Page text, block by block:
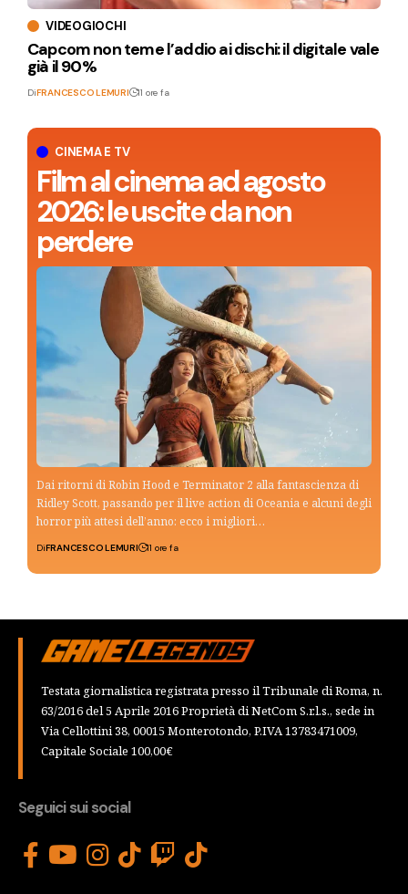
CINEMA E TV
Film al cinema ad agosto
2026: le uscite da non
perdere
Dai ritorni di Robin Hood e Terminator 2 alla fantascienza di
Ridley Scott, passando per il live action di Oceania e alcuni degli
horror più attesi dell’anno: ecco i migliori…
DiFRANCESCO LEMURI 11 ore fa
VIDEOGIOCHI
Capcom non teme l’addio ai dischi: il digitale vale
già il 90%
DiFRANCESCO LEMURI 11 ore fa
Testata giornalistica registrata presso il Tribunale di Roma, n.
63/2016 del 5 Aprile 2016 Proprietà di NetCom S.r.l.s., sede in
Via Cellottini 38, 00015 Monterotondo, P.IVA 13783471009,
Capitale Sociale 100,00€
Seguici sui social